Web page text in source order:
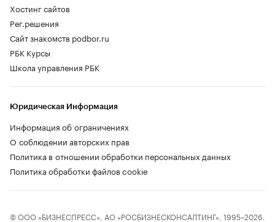
Хостинг сайтов
Рег.решения
Сайт знакомств podbor.ru
РБК Курсы
Школа управления РБК
Юридическая Информация
Информация об ограничениях
О соблюдении авторских прав
Политика в отношении обработки персональных данных
Политика обработки файлов cookie
© ООО «БИЗНЕСПРЕСС», АО «РОСБИЗНЕСКОНСАЛТИНГ», 1995–2026.